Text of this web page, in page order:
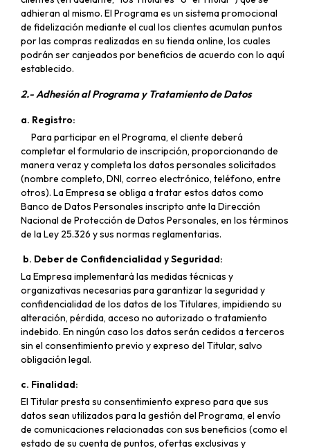
adhieran al mismo. El Programa es un sistema promocional
de fidelización mediante el cual los clientes acumulan puntos
por las compras realizadas en su tienda online, los cuales
podrán ser canjeados por beneficios de acuerdo con lo aquí
establecido.
2.- Adhesión al Programa y Tratamiento de Datos
a. Registro:
Para participar en el Programa, el cliente deberá
completar el formulario de inscripción, proporcionando de
manera veraz y completa los datos personales solicitados
(nombre completo, DNI, correo electrónico, teléfono, entre
otros). La Empresa se obliga a tratar estos datos como
Banco de Datos Personales inscripto ante la Dirección
Nacional de Protección de Datos Personales, en los términos
de la Ley 25.326 y sus normas reglamentarias.
b. Deber de Confidencialidad y Seguridad:
La Empresa implementará las medidas técnicas y
organizativas necesarias para garantizar la seguridad y
confidencialidad de los datos de los Titulares, impidiendo su
alteración, pérdida, acceso no autorizado o tratamiento
indebido. En ningún caso los datos serán cedidos a terceros
sin el consentimiento previo y expreso del Titular, salvo
obligación legal.
c. Finalidad:
El Titular presta su consentimiento expreso para que sus
datos sean utilizados para la gestión del Programa, el envío
de comunicaciones relacionadas con sus beneficios (como el
estado de su cuenta de puntos, ofertas exclusivas y